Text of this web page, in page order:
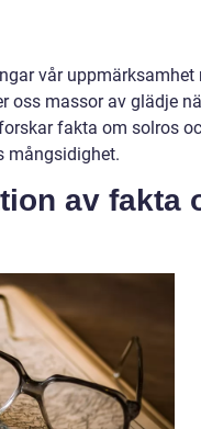
vår uppmärksamhet
oss massor av glädje
fakta om solros
mångsidighet.
av fakta